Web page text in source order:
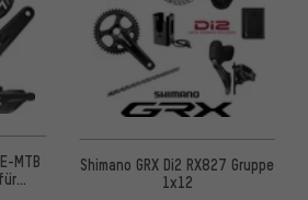
MTB
Shimano GRX Di2 RX827 Gruppe
1x12